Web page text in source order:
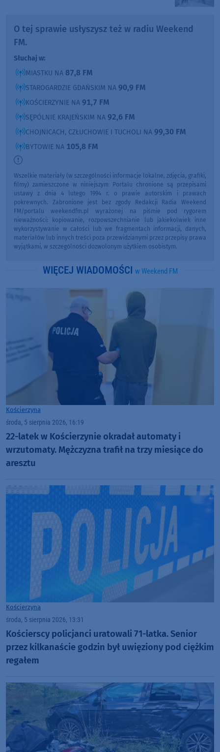
O tej sprawie usłyszysz też w radiu Weekend
FM.
Słuchaj w:
MIASTKU NA 87,8 FM
STAROGARDZIE GDAŃSKIM NA 90,9 FM
KOŚCIERZYNIE NA 91,7 FM
SĘPÓLNIE KRAJEŃSKIM NA 92,6 FM
CHOJNICACH, CZŁUCHOWIE I TUCHOLI NA 99,30 FM
BYTOWIE NA 105,8 FM
Wszelkie materiały (w szczególności informacje lokalne, zdjęcia, grafiki,
filmy) zamieszczone w niniejszym Portalu chronione są przepisami
ustawy z dnia 4 lutego 1994 r. o prawie autorskim i prawach
pokrewnych. Zabronione jest bez zgody Redakcji Radia Weekend
FM/portalu weekendfm.pl wyrażonej na piśmie pod rygorem
nieważności: kopiowanie, rozpowszechnianie lub jakiekolwiek inne
wykorzystywanie w całości lub we fragmentach informacji, danych,
materiałów lub innych treści poza przewidzianymi przez przepisy prawa
wyjątkami, w szczególności dozwolonym użytkiem osobistym.
WIĘCEJ WIADOMOŚCI w Weekend FM
Kościerzyna
środa, 5 sierpnia 2026, 16:19
22-latek w Kościerzynie okradał automaty i
wrzutomaty. Mężczyzna trafił na trzy miesiące do
aresztu
Kościerzyna
środa, 5 sierpnia 2026, 13:31
Kościerscy policjanci uratowali 71-latka. Senior
przez kilkanaście godzin był uwięziony pod ciężkim
regałem